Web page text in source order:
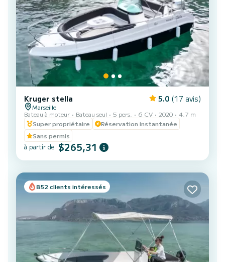
Kruger stella 5.0 (17 avis)
Marseille
Bateau à moteur
Bateau seul 5 pers. 6 CV 2020
4.7 m
Super propriétaire
Réservation instantanée
Sans permis
à partir de $265,31
852 clients intéressés